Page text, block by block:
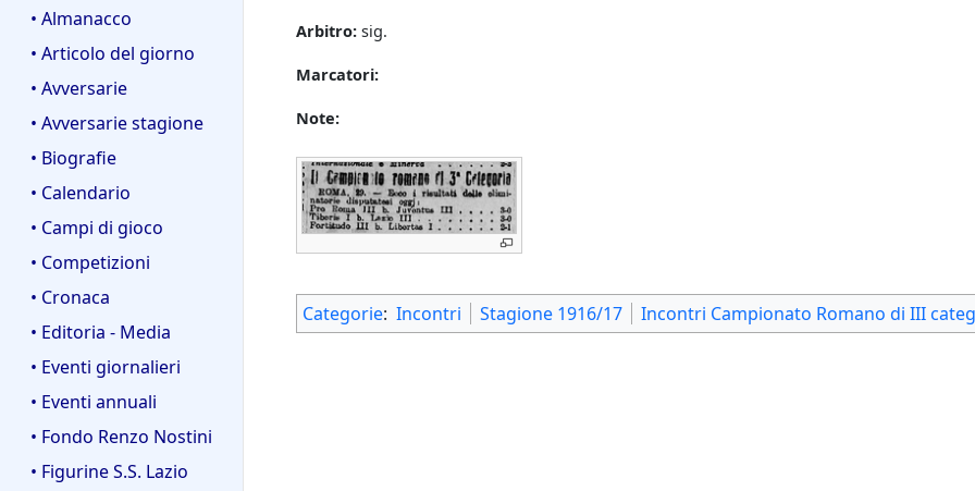
• Almanacco
• Articolo del giorno
• Avversarie
• Avversarie stagione
• Biografie
• Calendario
• Campi di gioco
• Competizioni
• Cronaca
• Editoria - Media
• Eventi giornalieri
• Eventi annuali
• Fondo Renzo Nostini
• Figurine S.S. Lazio
Arbitro: sig.
Marcatori:
Note:
Categorie: Incontri Stagione 1916/17 Incontri Campionato Romano di III